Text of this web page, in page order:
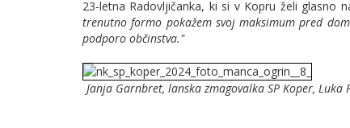
23-letna Radovljičanka, ki si v Kopru želi glasno
trenutno formo pokažem svoj maksimum pred
podporo občinstva."
Janja Garnbret, lanska zmagovalka SP Koper,